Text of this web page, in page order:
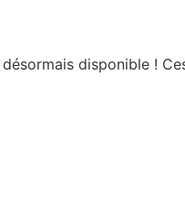
disponible !